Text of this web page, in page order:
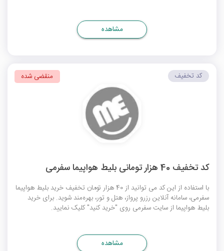
مشاهده
کد تخفیف 40 هزار تومانی بلیط هواپیما سفرمی
با استفاده از این کد می توانید از 40 هزار تومان تخفیف خرید بلیط هواپیما
سفرمی، سامانه آنلاین رزرو پرواز، هتل و تور، بهره‌مند شوید. برای خرید
بلیط هواپیما از سایت سفرمی روی "خرید کنید" کلیک نمایید.
کد تخفیف منقضی شده
مشاهده